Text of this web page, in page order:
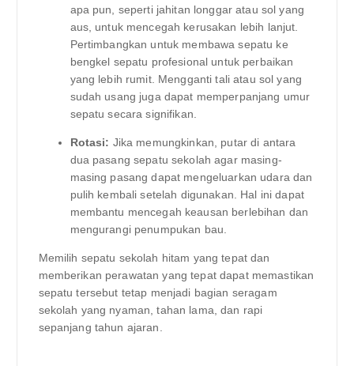
apa pun, seperti jahitan longgar atau sol yang
aus, untuk mencegah kerusakan lebih lanjut.
Pertimbangkan untuk membawa sepatu ke
bengkel sepatu profesional untuk perbaikan
yang lebih rumit. Mengganti tali atau sol yang
sudah usang juga dapat memperpanjang umur
sepatu secara signifikan.
Rotasi: Jika memungkinkan, putar di antara
dua pasang sepatu sekolah agar masing-
masing pasang dapat mengeluarkan udara dan
pulih kembali setelah digunakan. Hal ini dapat
membantu mencegah keausan berlebihan dan
mengurangi penumpukan bau.
Memilih sepatu sekolah hitam yang tepat dan
memberikan perawatan yang tepat dapat memastikan
sepatu tersebut tetap menjadi bagian seragam
sekolah yang nyaman, tahan lama, dan rapi
sepanjang tahun ajaran.